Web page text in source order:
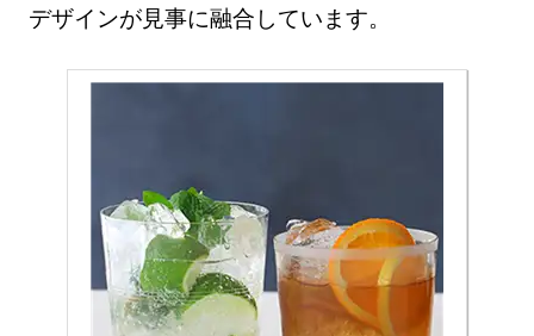
デザインが見事に融合しています。